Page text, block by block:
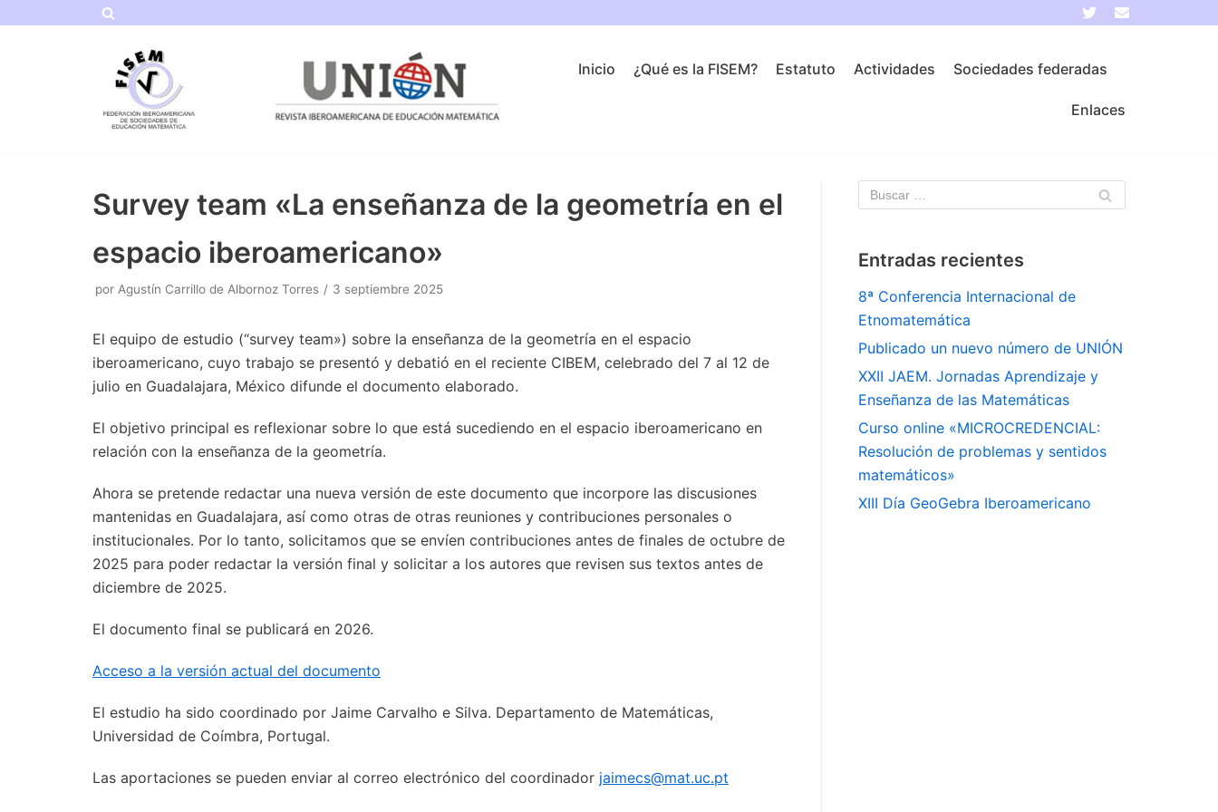
Inicio ¿Qué es la FISEM? Estatuto Actividades Sociedades federadas
Enlaces
Survey team «La enseñanza de la geometría en el
espacio iberoamericano»
por Agustín Carrillo de Albornoz Torres 3 septiembre 2025
El equipo de estudio (“survey team») sobre la enseñanza de la geometría en el espacio
iberoamericano, cuyo trabajo se presentó y debatió en el reciente CIBEM, celebrado del 7 al 12 de
julio en Guadalajara, México difunde el documento elaborado.
El objetivo principal es reflexionar sobre lo que está sucediendo en el espacio iberoamericano en
relación con la enseñanza de la geometría.
Ahora se pretende redactar una nueva versión de este documento que incorpore las discusiones
mantenidas en Guadalajara, así como otras de otras reuniones y contribuciones personales o
institucionales. Por lo tanto, solicitamos que se envíen contribuciones antes de finales de octubre de
2025 para poder redactar la versión final y solicitar a los autores que revisen sus textos antes de
diciembre de 2025.
El documento final se publicará en 2026.
Acceso a la versión actual del documento
El estudio ha sido coordinado por Jaime Carvalho e Silva. Departamento de Matemáticas,
Universidad de Coímbra, Portugal.
Las aportaciones se pueden enviar al correo electrónico del coordinador jaimecs@mat.uc.pt
Entradas recientes
8ª Conferencia Internacional de
Etnomatemática
Publicado un nuevo número de UNIÓN
XXII JAEM. Jornadas Aprendizaje y
Enseñanza de las Matemáticas
Curso online «MICROCREDENCIAL:
Resolución de problemas y sentidos
matemáticos»
XIII Día GeoGebra Iberoamericano